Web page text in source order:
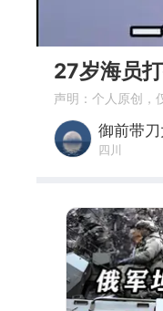
27岁海员
声明：个人原创，
御前带刀
四川